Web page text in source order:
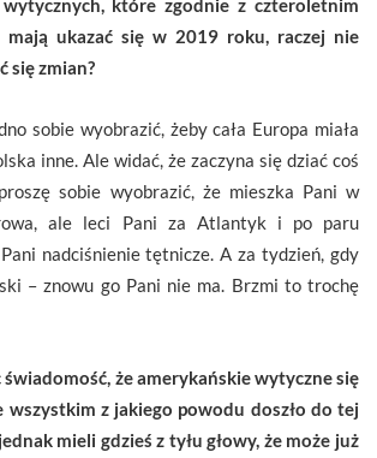
mają ukazać się w 2019 roku, raczej nie
się zmian?
sobie wyobrazić, żeby cała Europa miała
inne. Ale widać, że zaczyna się dziać coś
sobie wyobrazić, że mieszka Pani w
ale leci Pani za Atlantyk i po paru
nadciśnienie tętnicze. A za tydzień, gdy
– znowu go Pani nie ma. Brzmi to trochę
świadomość, że amerykańskie wytyczne się
wszystkim z jakiego powodu doszło do tej
mieli gdzieś z tyłu głowy, że może już